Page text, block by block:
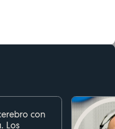
con
Los